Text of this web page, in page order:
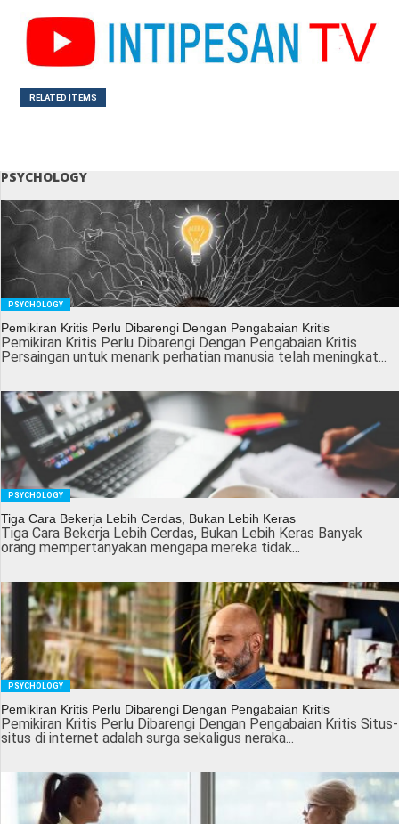
RELATED ITEMS
PSYCHOLOGY
PSYCHOLOGY
Pemikiran Kritis Perlu Dibarengi Dengan Pengabaian Kritis
Pemikiran Kritis Perlu Dibarengi Dengan Pengabaian Kritis
Persaingan untuk menarik perhatian manusia telah meningkat...
PSYCHOLOGY
Tiga Cara Bekerja Lebih Cerdas, Bukan Lebih Keras
Tiga Cara Bekerja Lebih Cerdas, Bukan Lebih Keras Banyak
orang mempertanyakan mengapa mereka tidak...
PSYCHOLOGY
Pemikiran Kritis Perlu Dibarengi Dengan Pengabaian Kritis
Pemikiran Kritis Perlu Dibarengi Dengan Pengabaian Kritis Situs-
situs di internet adalah surga sekaligus neraka...